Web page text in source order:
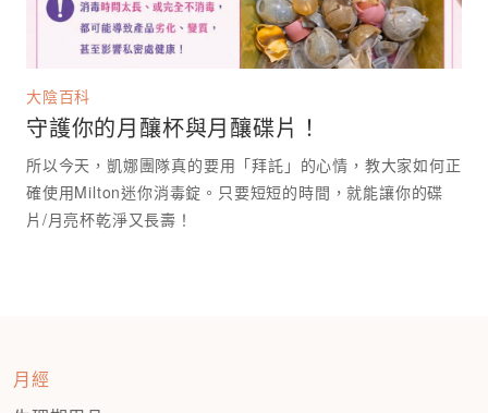
大陰百科
守護你的月釀杯與月釀碟片！
所以今天，凱娜團隊真的要用「拜託」的心情，教大家如何正
確使用Milton迷你消毒錠。只要短短的時間，就能讓你的碟
月經